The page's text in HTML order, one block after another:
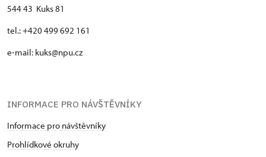
544 43 Kuks 81
tel.: +420 499 692 161
e-mail: kuks@npu.cz
INFORMACE PRO NÁVŠTĚVNÍKY
Informace pro návštěvníky
Prohlídkové okruhy